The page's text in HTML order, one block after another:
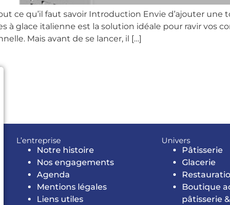
ce qu’il faut savoir Introduction Envie d’ajouter une
glace italienne est la solution idéale pour ravir vos
Mais avant de se lancer, il […]
L’entreprise
Notre histoire
Nos engagements
Agenda
Mentions légales
Liens utiles
Univers
Pâtisserie
Glacerie
Boutique
pâtisserie